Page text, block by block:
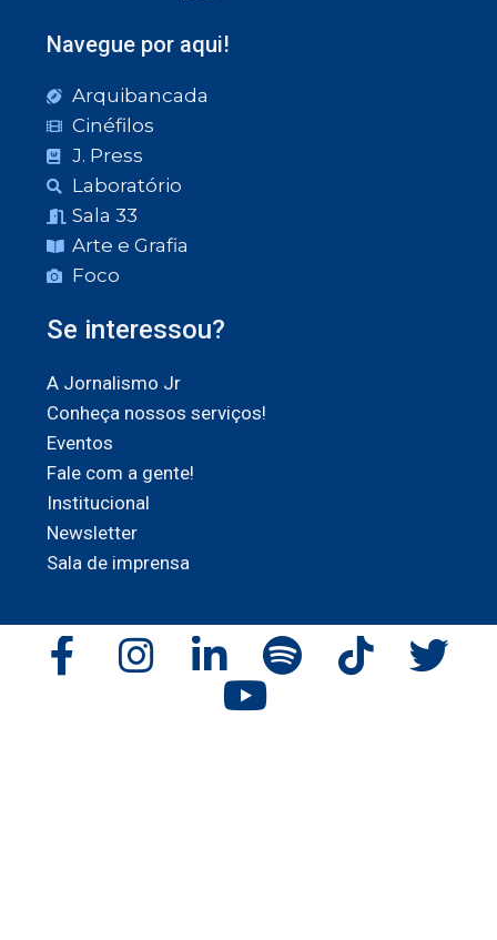
Navegue por aqui!
Arquibancada
Cinéfilos
J. Press
Laboratório
Sala 33
Arte e Grafia
Foco
Se interessou?
A Jornalismo Jr
Conheça nossos serviços!
Eventos
Fale com a gente!
Institucional
Newsletter
Sala de imprensa